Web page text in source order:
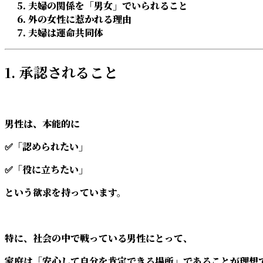
夫婦の関係を「男女」でいられること
外の女性に惹かれる理由
夫婦は運命共同体
1. 承認されること
男性は、本能的に
✅「認められたい」
✅「役に立ちたい」
という欲求を持っています。
特に、社会の中で戦っている男性にとって、